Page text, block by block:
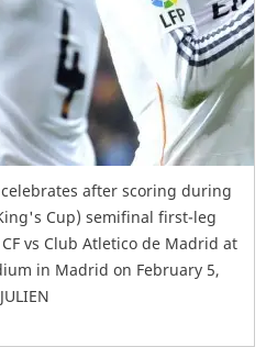
after scoring during
Cup) semifinal first-leg
vs Club Atletico de Madrid at
in Madrid on February 5,